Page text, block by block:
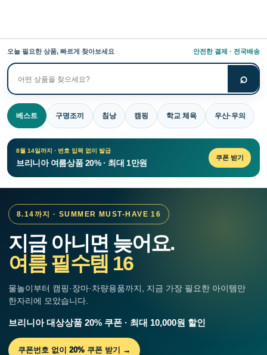
오늘 필요한 상품, 빠르게 찾아보세요 안전한 결제 · 전국배송
상
품
검
색
⌕
베스트 구명조끼 침낭 캠핑 학교 체육 우산·우의
8월 14일까지 · 번호 입력 없이 발급
브리니아 여름상품 20% · 최대 1만원
쿠폰 받기
8.14까지 · SUMMER MUST-HAVE 16
지금 아니면 늦어요.
여름 필수템 16
물놀이부터 캠핑·장마·차량용품까지, 지금 가장 필요한 아이템만
한자리에 모았습니다.
브리니아 대상상품 20% 쿠폰 · 최대 10,000원 할인
쿠폰번호 없이 20% 쿠폰 받기 →